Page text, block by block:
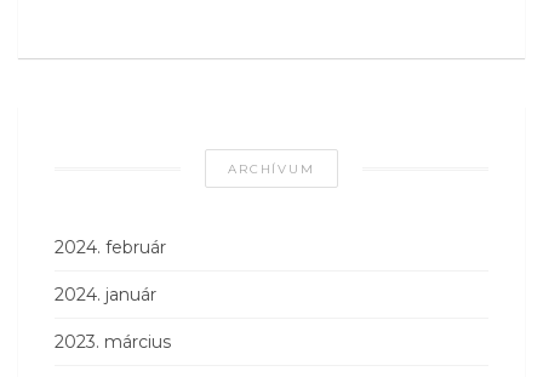
ARCHÍVUM
2024. február
2024. január
2023. március